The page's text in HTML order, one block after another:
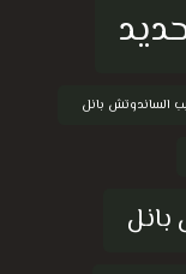
الساندوتش بانل
بانل